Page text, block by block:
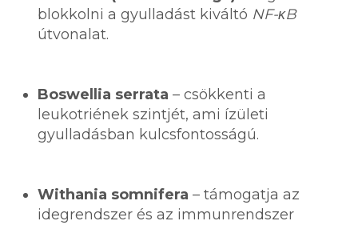
blokkolni a gyulladást kiváltó NF-κB
útvonalat.
Boswellia serrata – csökkenti a
leukotriének szintjét, ami ízületi
gyulladásban kulcsfontosságú.
Withania somnifera – támogatja az
idegrendszer és az immunrendszer